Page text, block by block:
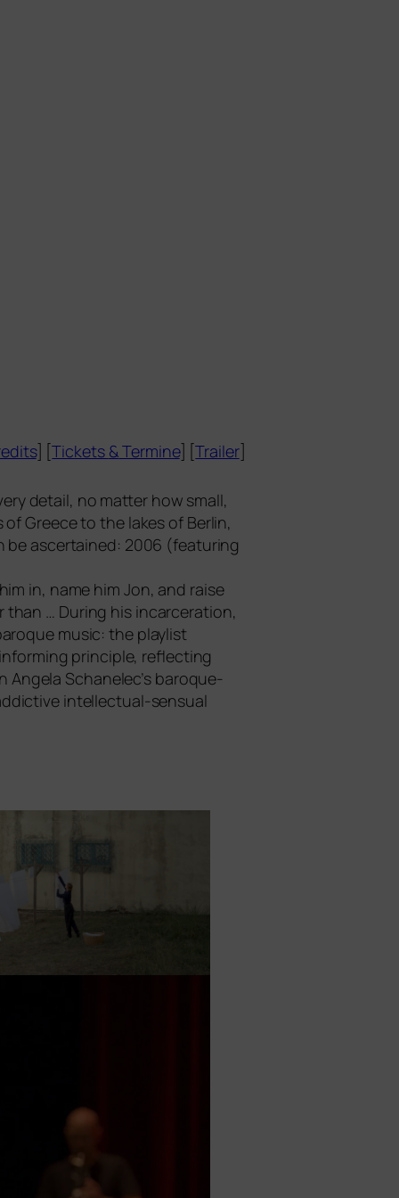
] [Tickets &Termine] [Trailer]
detail, no mat­ter how small,
Greece to the lakes of Berlin,
be ascer­tai­ned: 2006 (fea­turing
in, name him Jon, and rai­se
than … During his inc­ar­ce­ra­ti­on,
music: the play­list
prin­ci­ple, reflec­ting
Schanelec’s baro­que-
intellec­tu­al-sen­su­al